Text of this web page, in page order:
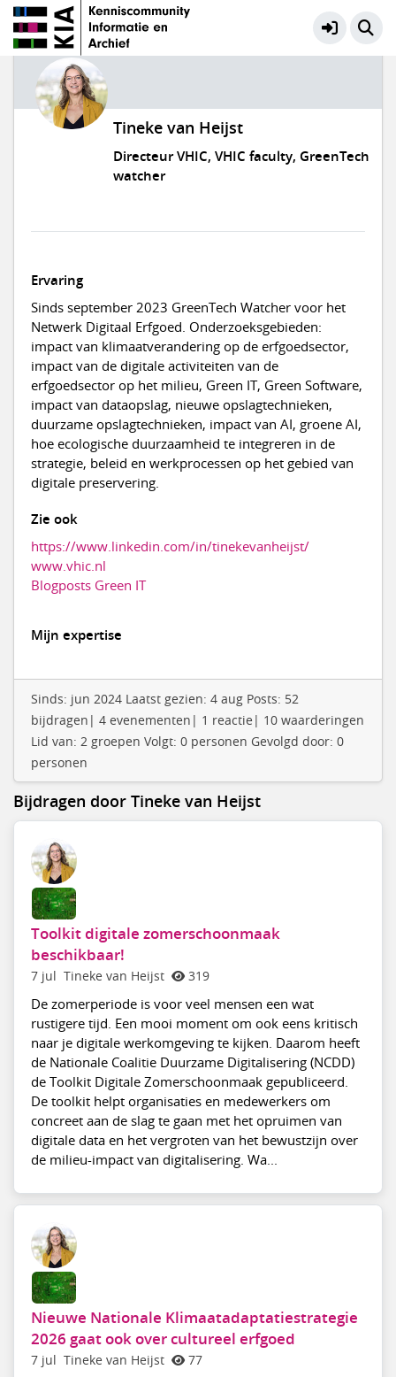
Tineke van Heijst
Directeur VHIC, VHIC faculty, GreenTech
watcher
Ervaring
Sinds september 2023 GreenTech Watcher voor het
Netwerk Digitaal Erfgoed. Onderzoeksgebieden:
impact van klimaatverandering op de erfgoedsector,
impact van de digitale activiteiten van de
erfgoedsector op het milieu, Green IT, Green Software,
impact van dataopslag, nieuwe opslagtechnieken,
duurzame opslagtechnieken, impact van AI, groene AI,
hoe ecologische duurzaamheid te integreren in de
strategie, beleid en werkprocessen op het gebied van
digitale preservering.
Zie ook
https://www.linkedin.com/in/tinekevanheijst/
www.vhic.nl
Blogposts Green IT
Mijn expertise
Sinds: jun 2024 Laatst gezien: 4 aug Posts: 52
bijdragen| 4 evenementen| 1 reactie| 10 waarderingen
Lid van: 2 groepen Volgt: 0 personen Gevolgd door: 0
personen
Bijdragen door Tineke van Heijst
Toolkit digitale zomerschoonmaak
beschikbaar!
7 jul Tineke van Heijst 319
De zomerperiode is voor veel mensen een wat
rustigere tijd. Een mooi moment om ook eens kritisch
naar je digitale werkomgeving te kijken. Daarom heeft
de Nationale Coalitie Duurzame Digitalisering (NCDD)
de Toolkit Digitale Zomerschoonmaak gepubliceerd.
De toolkit helpt organisaties en medewerkers om
concreet aan de slag te gaan met het opruimen van
digitale data en het vergroten van het bewustzijn over
de milieu-impact van digitalisering. Wa...
Nieuwe Nationale Klimaatadaptatiestrategie
2026 gaat ook over cultureel erfgoed
7 jul Tineke van Heijst 77